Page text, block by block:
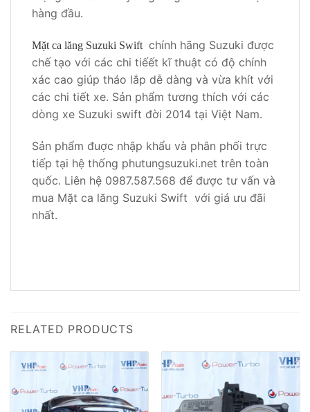
hàng đầu.
Mặt ca lăng Suzuki Swift chính hãng Suzuki được
chế tạo với các chi tiếết kĩ thuật có độ chính
xác cao giúp tháo lắp dễ dàng và vừa khít với
các chi tiết xe. Sản phẩm tương thích với các
dòng xe Suzuki swift đời 2014 tại Việt Nam.
Sản phẩm đuợc nhập khẩu và phân phối trực
tiếp tại hệ thống phutungsuzuki.net trên toàn
quốc. Liên hệ 0987.587.568 để được tư vấn và
mua Mặt ca lăng Suzuki Swift với giá ưu đãi
nhất.
RELATED PRODUCTS